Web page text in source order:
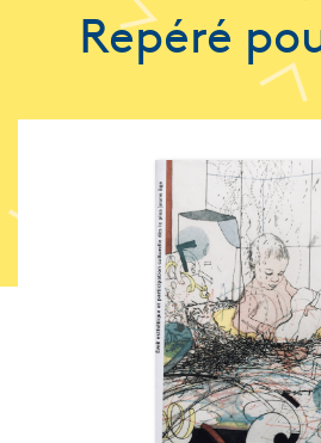
Repéré